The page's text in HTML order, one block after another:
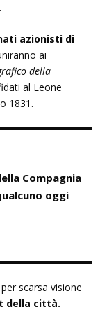
azionisti di
ai
della
al Leone
1831.
Compagnia
oggi
scarsa visione
della città.